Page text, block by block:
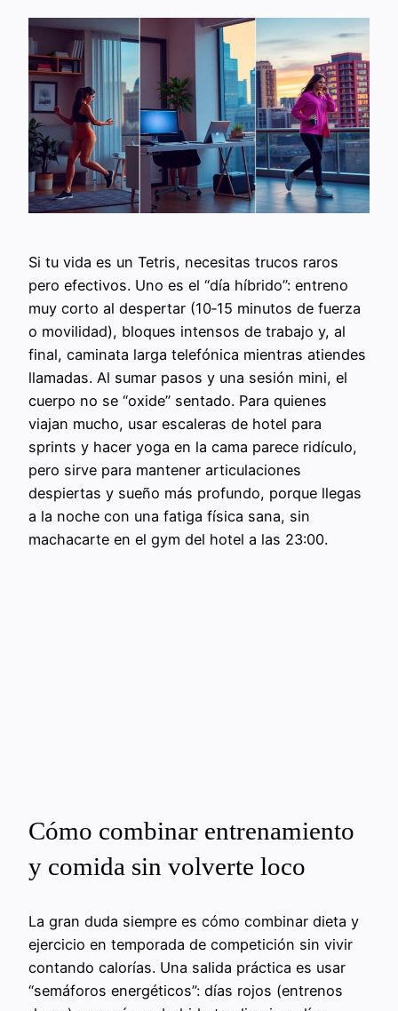
Si tu vida es un Tetris, necesitas trucos raros
pero efectivos. Uno es el “día híbrido”: entreno
muy corto al despertar (10‑15 minutos de fuerza
o movilidad), bloques intensos de trabajo y, al
final, caminata larga telefónica mientras atiendes
llamadas. Al sumar pasos y una sesión mini, el
cuerpo no se “oxide” sentado. Para quienes
viajan mucho, usar escaleras de hotel para
sprints y hacer yoga en la cama parece ridículo,
pero sirve para mantener articulaciones
despiertas y sueño más profundo, porque llegas
a la noche con una fatiga física sana, sin
machacarte en el gym del hotel a las 23:00.
Cómo combinar entrenamiento
y comida sin volverte loco
La gran duda siempre es cómo combinar dieta y
ejercicio en temporada de competición sin vivir
contando calorías. Una salida práctica es usar
“semáforos energéticos”: días rojos (entrenos